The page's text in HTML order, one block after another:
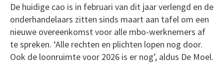
De huidige cao is in februari van dit jaar verlengd en de
onderhandelaars zitten sinds maart aan tafel om een
nieuwe overeenkomst voor alle mbo-werknemers af
te spreken. ‘Alle rechten en plichten lopen nog door.
Ook de loonruimte voor 2026 is er nog’, aldus De Moel.